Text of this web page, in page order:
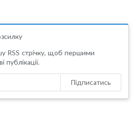
RSS стрічку, щоб першими
публікації.
Підписатись